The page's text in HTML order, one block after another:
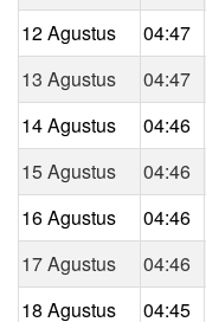
12 Agustus
04:47
13 Agustus
04:47
14 Agustus
04:46
15 Agustus
04:46
16 Agustus
04:46
17 Agustus
04:46
18 Agustus
04:45